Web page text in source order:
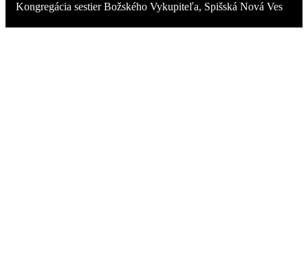
Kongregácia sestier Božského Vykupiteľa, Spišská Nová Ves